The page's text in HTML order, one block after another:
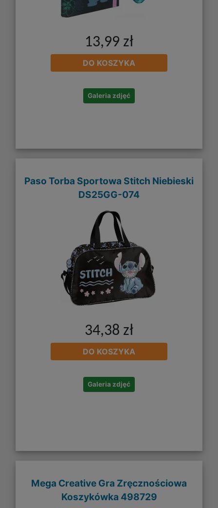
13,99 zł
DO KOSZYKA
Galeria zdjęć
Paso Torba Sportowa Stitch Niebieski
DS25GG-074
34,38 zł
DO KOSZYKA
Galeria zdjęć
Mega Creative Gra Zręcznościowa
Koszykówka 498729